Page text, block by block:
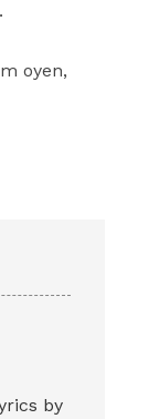
oyen,
by